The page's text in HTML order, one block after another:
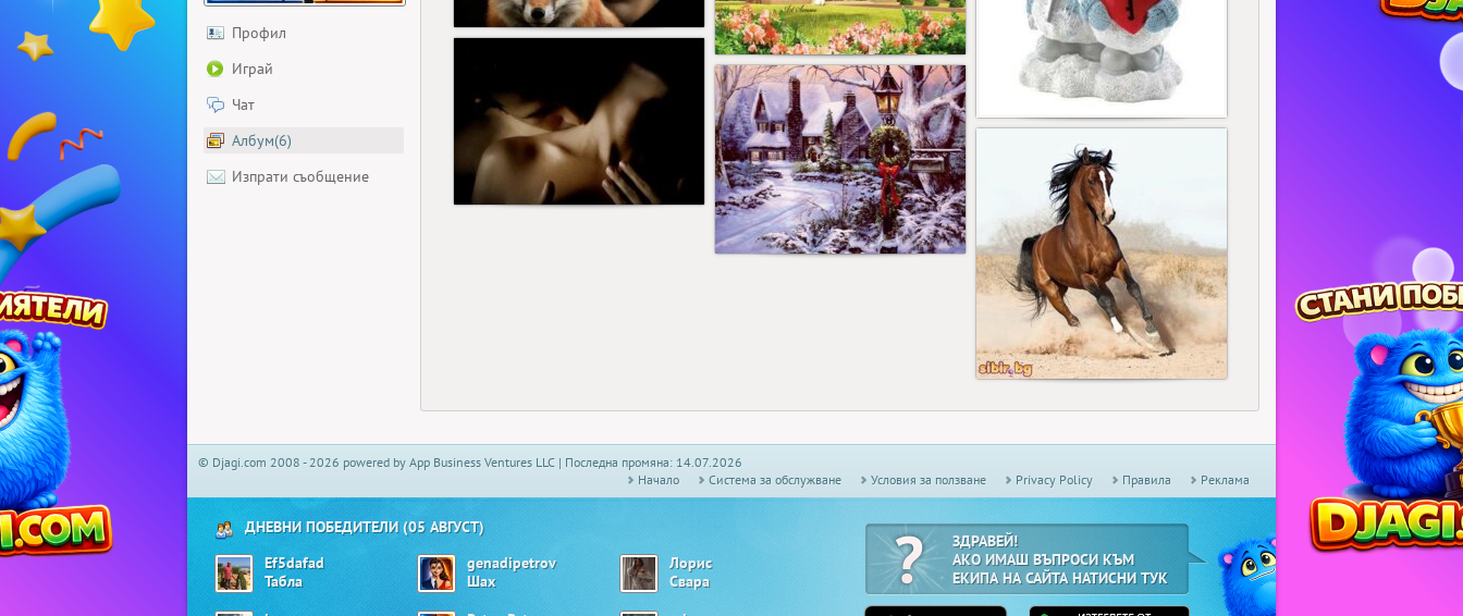
Профил
Играй
Чат
Албум(6)
Изпрати съобщение
4
5
2
2
3
© Djagi.com 2008 - 2026 powered by App Business Ventures LLC | Последна промяна: 14.07.2026
Начало
Системa за обслужване Условия за ползване Privacy Policy Правила Реклама
ДНЕВНИ ПОБЕДИТЕЛИ (05 АВГУСТ)
Ef5dafad
Табла
genadipetrov
Шах
Лорис
Свара
ЗДРАВЕЙ!
АКО ИМАШ ВЪПРОСИ КЪМ
ЕКИПА НА САЙТА НАТИСНИ ТУК